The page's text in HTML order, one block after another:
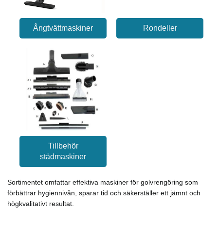
Ångtvättmaskiner Rondeller
Tillbehör
städmaskiner
Sortimentet omfattar effektiva maskiner för golvrengöring som
förbättrar hygiennivån, sparar tid och säkerställer ett jämnt och
högkvalitativt resultat.